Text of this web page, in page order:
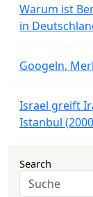
Warum ist
in
Googeln,
Israel greift
Istanbul
Search